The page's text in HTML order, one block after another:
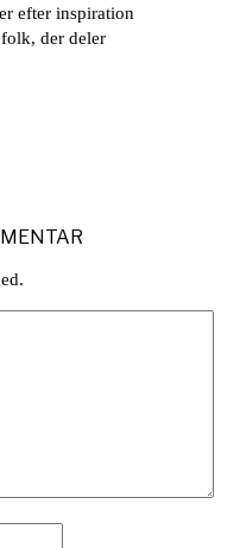
efter inspiration
der deler